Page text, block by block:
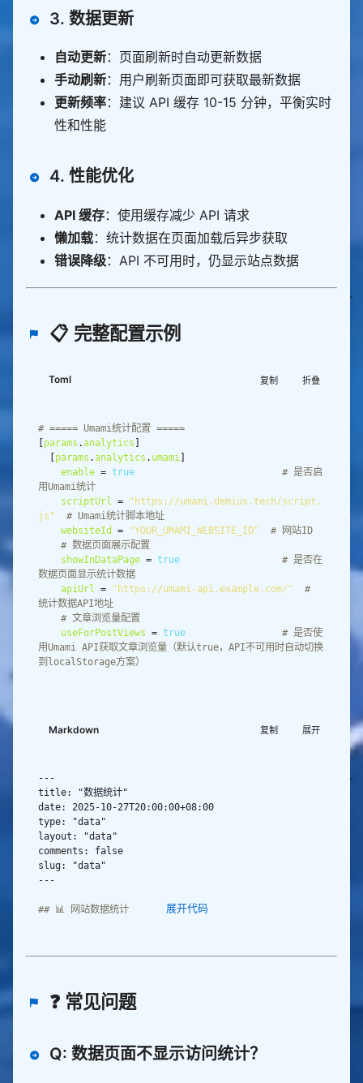
3. 数据更新
自动更新：页面刷新时自动更新数据
手动刷新：用户刷新页面即可获取最新数据
更新频率：建议 API 缓存 10-15 分钟，平衡实时
性和性能
4. 性能优化
API 缓存：使用缓存减少 API 请求
懒加载：统计数据在页面加载后异步获取
错误降级：API 不可用时，仍显示站点数据
📋 完整配置示例
Toml 复制 折叠
# ===== Umami统计配置 =====
[params .analytics
  [
params .analytics . umami
enable = true
# 是否启
用Umami统计
scriptUrl
=
"https://umami.demius.tech/script.
js"
# Umami统计脚本地址
websiteId
= "YOUR_UMAMI_WEBSITE_ID"
# 网站ID
# 数据页面展示配置
showInDataPage = true
# 是否在
数据页面显示统计数据
apiUrl
= "https://umami-api.example.com/"
#
统计数据API地址
# 文章浏览量配置
useForPostViews = true
# 是否使
用Umami API获取文章浏览量（默认true，API不可用时自动切换
到localStorage方案）
Markdown 复制 展开
date: 2025-10-27T20:00:00+08:00
comments: false
## 📊 网站数据统计
通过 Umami 统计系统实时获取网站访问数据，包括今日访客、今
日浏览、昨日数据等。
展开代码
❓ 常见问题
Q: 数据页面不显示访问统计？